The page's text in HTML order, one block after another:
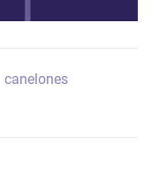
canelones